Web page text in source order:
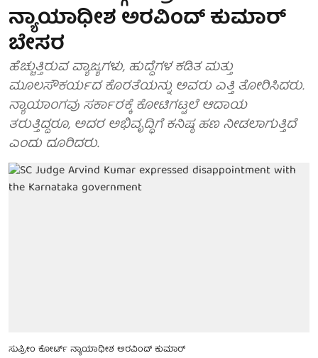
ನ್ಯಾಯಾಧೀಶ ಅರವಿಂದ್ ಕುಮಾರ್
ಬೇಸರ
ಹೆಚ್ಚುತ್ತಿರುವ ವ್ಯಾಜ್ಯಗಳು, ಹುದ್ದೆಗಳ ಕಡಿತ ಮತ್ತು
ಮೂಲಸೌಕರ್ಯದ ಕೊರತೆಯನ್ನು ಅವರು ಎತ್ತಿ ತೋರಿಸಿದರು.
ನ್ಯಾಯಾಂಗವು ಸರ್ಕಾರಕ್ಕೆ ಕೋಟಿಗಟ್ಟಲೆ ಆದಾಯ
ತರುತ್ತಿದ್ದರೂ, ಅದರ ಅಭಿವೃದ್ಧಿಗೆ ಕನಿಷ್ಠ ಹಣ ನೀಡಲಾಗುತ್ತಿದೆ
ಎಂದು ದೂರಿದರು.
ಸುಪ್ರೀಂ ಕೋರ್ಟ್ ನ್ಯಾಯಾಧೀಶ ಅರವಿಂದ್ ಕುಮಾರ್